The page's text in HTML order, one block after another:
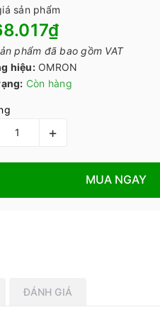
sản phẩm
phẩm đã bao gồm VAT
hiệu: OMRON
Còn hàng
+
MUA NGAY
ĐÁNH GIÁ